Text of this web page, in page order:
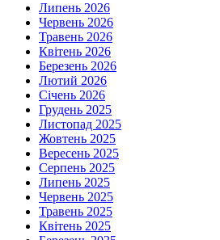
Липень 2026
Червень 2026
Травень 2026
Квітень 2026
Березень 2026
Лютий 2026
Січень 2026
Грудень 2025
Листопад 2025
Жовтень 2025
Вересень 2025
Серпень 2025
Липень 2025
Червень 2025
Травень 2025
Квітень 2025